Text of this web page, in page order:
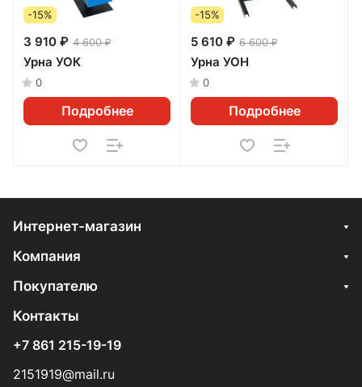
-15%
3 910 ₽ 4 600 ₽
Урна УОК
0
Подробнее
-15%
5 610 ₽ 6 600 ₽
Урна УОН
0
Подробнее
Интернет-магазин
Компания
Покупателю
Контакты
+7 861 215-19-19
2151919@mail.ru